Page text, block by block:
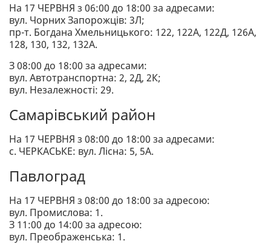
На 17 ЧЕРВНЯ з 06:00 до 18:00 за адресами:
вул. Чорних Запорожців: 3Л;
пр-т. Богдана Хмельницького: 122, 122А, 122Д, 126А,
128, 130, 132, 132А.
З 08:00 до 18:00 за адресами:
вул. Автотранспортна: 2, 2Д, 2К;
вул. Незалежності: 29.
Самарівський район
На 17 ЧЕРВНЯ з 08:00 до 18:00 за адресами:
с. ЧЕРКАСЬКЕ: вул. Лісна: 5, 5А.
Павлоград
На 17 ЧЕРВНЯ з 08:00 до 18:00 за адресою:
вул. Промислова: 1.
З 11:00 до 14:00 за адресою:
вул. Преображенська: 1.